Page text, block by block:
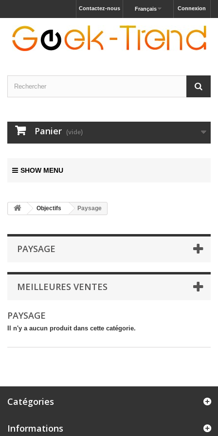
Connexion
Français
Contactez-nous
Panier (vide)
SHOW MENU
Objectifs Paysage
PAYSAGE
MEILLEURES VENTES
PAYSAGE
Il n'y a aucun produit dans cette catégorie.
Catégories
Informations